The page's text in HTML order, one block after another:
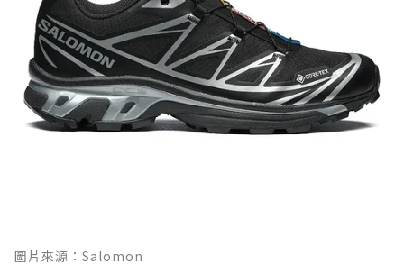
圖片來源：Salomon